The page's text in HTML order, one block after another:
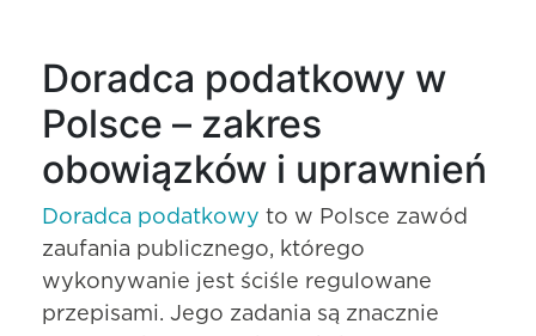
Doradca podatkowy w
Polsce – zakres
obowiązków i uprawnień
Doradca podatkowy to w Polsce zawód
zaufania publicznego, którego
wykonywanie jest ściśle regulowane
przepisami. Jego zadania są znacznie